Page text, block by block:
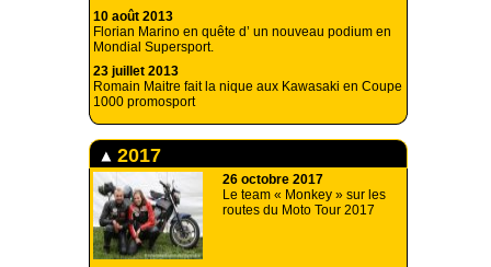
10 août 2013
Florian Marino en quête d’ un nouveau podium en
Mondial Supersport.
23 juillet 2013
Romain Maitre fait la nique aux Kawasaki en Coupe
1000 promosport
2017
26 octobre 2017
Le team « Monkey » sur les
routes du Moto Tour 2017